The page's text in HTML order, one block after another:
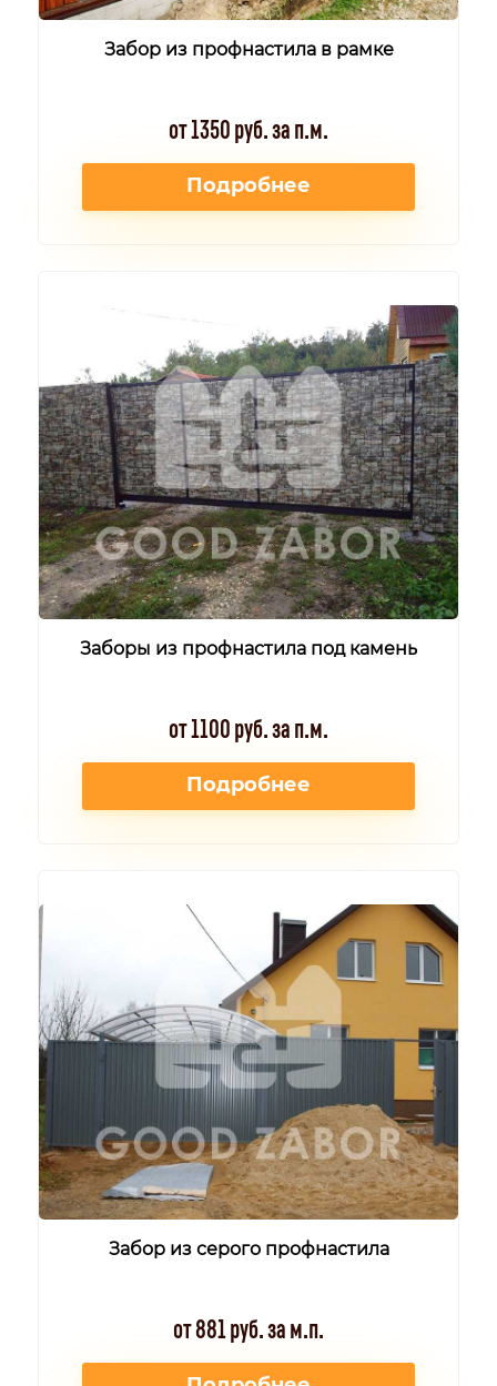
Забор из профнастила в рамке
от 1350 руб. за п.м.
Подробнее
Заборы из профнастила под камень
от 1100 руб. за п.м.
Подробнее
Забор из серого профнастила
от 881 руб. за м.п.